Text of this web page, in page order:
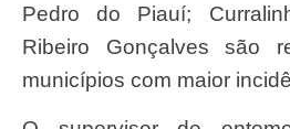
Pedro do Piauí;
Ribeiro Gonçalves são
municípios com maior